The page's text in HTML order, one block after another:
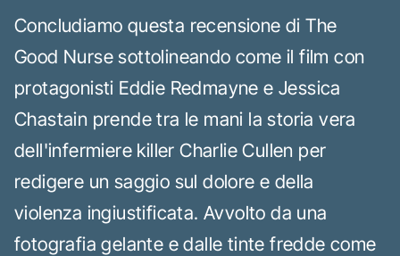
Concludiamo questa recensione di The
Good Nurse sottolineando come il film con
protagonisti Eddie Redmayne e Jessica
Chastain prende tra le mani la storia vera
dell'infermiere killer Charlie Cullen per
redigere un saggio sul dolore e della
violenza ingiustificata. Avvolto da una
fotografia gelante e dalle tinte fredde come